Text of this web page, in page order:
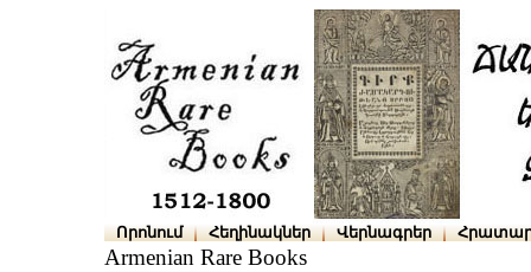
Որոնում Հեղինակներ Վերնագրեր
Armenian Rare Books